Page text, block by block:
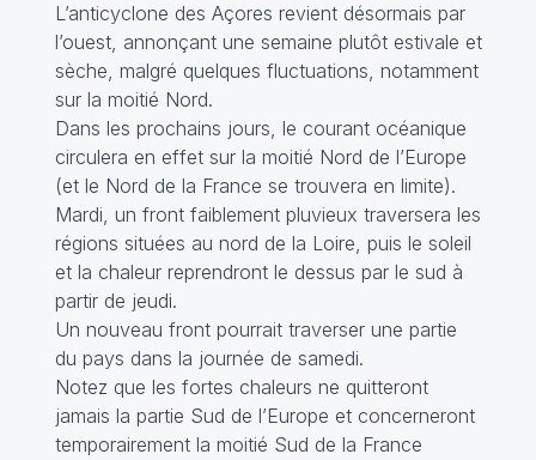
L’anticyclone des Açores revient désormais par
l’ouest, annonçant une semaine plutôt estivale et
sèche, malgré quelques fluctuations, notamment
sur la moitié Nord.
Dans les prochains jours, le courant océanique
circulera en effet sur la moitié Nord de l’Europe
(et le Nord de la France se trouvera en limite).
Mardi, un front faiblement pluvieux traversera les
régions situées au nord de la Loire, puis le soleil
et la chaleur reprendront le dessus par le sud à
partir de jeudi.
Un nouveau front pourrait traverser une partie
du pays dans la journée de samedi.
Notez que les fortes chaleurs ne quitteront
jamais la partie Sud de l’Europe et concerneront
temporairement la moitié Sud de la France